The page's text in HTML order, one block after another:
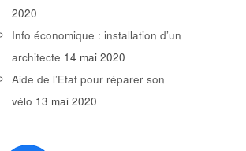
2020
Info économique : installation d’un
architecte 14 mai 2020
Aide de l’Etat pour réparer son
vélo 13 mai 2020